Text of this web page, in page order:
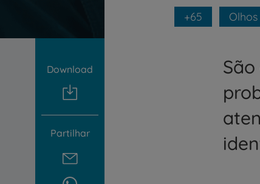
tela;
+65 Olhos
Download
Partilhar